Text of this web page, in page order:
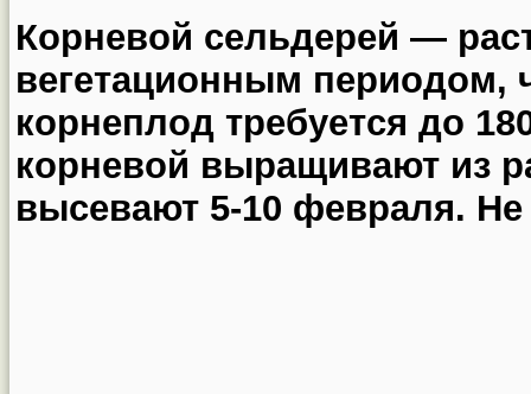
Корневой сельдерей —
вегетационным периодом,
корнеплод требуется до
корневой выращивают из
высевают 5-10 февраля. Не